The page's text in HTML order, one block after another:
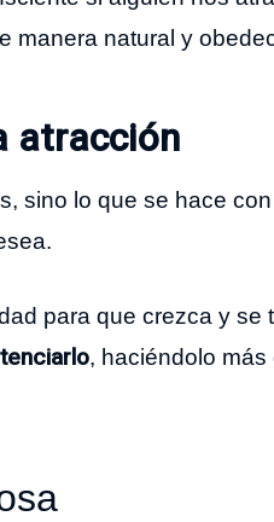
manera natural y
atracción
sino lo que se hace
para que crezca y se
, haciéndolo